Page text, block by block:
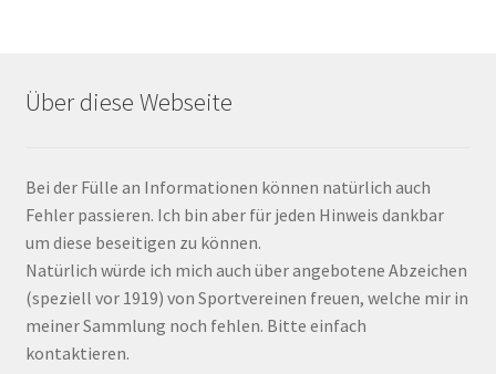
Über diese Webseite
Bei der Fülle an Informationen können natürlich auch
Fehler passieren. Ich bin aber für jeden Hinweis dankbar
um diese beseitigen zu können.
Natürlich würde ich mich auch über angebotene Abzeichen
(speziell vor 1919) von Sportvereinen freuen, welche mir in
meiner Sammlung noch fehlen. Bitte einfach
kontaktieren.